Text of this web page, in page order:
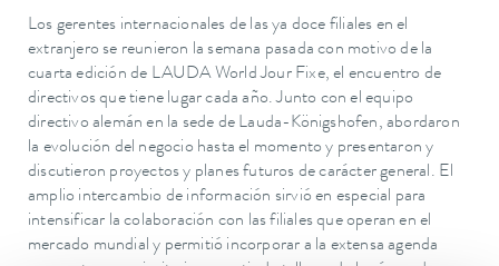
Los gerentes internacionales de las ya doce filiales en el
extranjero se reunieron la semana pasada con motivo de la
cuarta edición de LAUDA World Jour Fixe, el encuentro de
directivos que tiene lugar cada año. Junto con el equipo
directivo alemán en la sede de Lauda-Königshofen, abordaron
la evolución del negocio hasta el momento y presentaron y
discutieron proyectos y planes futuros de carácter general. El
amplio intercambio de información sirvió en especial para
intensificar la colaboración con las filiales que operan en el
mercado mundial y permitió incorporar a la extensa agenda